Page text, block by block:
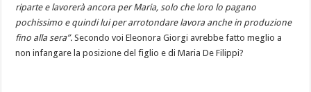
riparte e lavorerà ancora per Maria, solo che loro lo pagano
pochissimo e quindi lui per arrotondare lavora anche in produzione
fino alla sera”.Secondo voi Eleonora Giorgi avrebbe fatto meglio a
non infangare la posizione del figlio e di Maria De Filippi?